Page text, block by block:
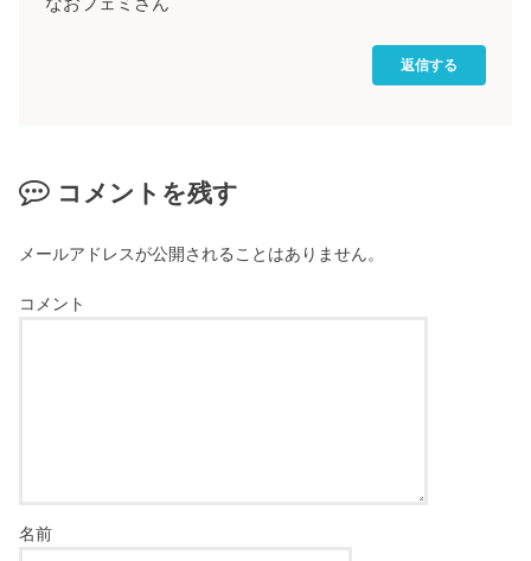
返信する
コメントを残す
メールアドレスが公開されることはありません。
コメント
名前